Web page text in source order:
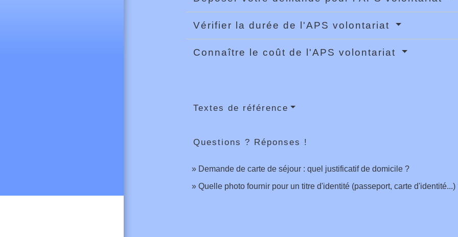
Vérifier la durée de l'APS volontariat
Connaître le coût de l'APS volontariat
Textes de référence
Questions ? Réponses !
Demande de carte de séjour : quel justificatif de domicile ?
Quelle photo fournir pour un titre d'identité (passeport, carte d'identité...)